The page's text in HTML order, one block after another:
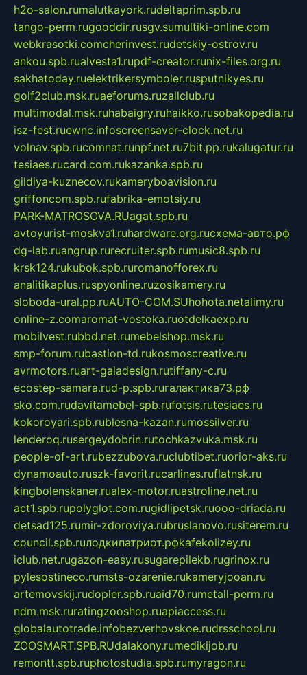
h2o-salon.rumalutkayork.rudeltaprim.spb.ru
tango-perm.rugooddir.rusgv.sumultiki-online.com
webkrasotki.comcherinvest.rudetskiy-ostrov.ru
ankou.spb.rualvesta1.rupdf-creator.runix-files.org.ru
sakhatoday.ruelektrikersymboler.rusputnikyes.ru
golf2club.msk.ruaeforums.ruzallclub.ru
multimodal.msk.ruhabaigry.ruhaikko.rusobakopedia.ru
isz-fest.ruewnc.infoscreensaver-clock.net.ru
volnav.spb.rucomnat.runpf.net.ru7bit.pp.rukalugatur.ru
tesiaes.rucard.com.rukazanka.spb.ru
gildiya-kuznecov.rukameryboavision.ru
griffoncom.spb.rufabrika-emotsiy.ru
PARK-MATROSOVA.RUagat.spb.ru
avtoyurist-moskva1.ruhardware.org.ruсхема-авто.рф
dg-lab.ruangrup.rurecruiter.spb.rumusic8.spb.ru
krsk124.rukubok.spb.ruromanofforex.ru
analitikaplus.ruspyonline.ruzosikamery.ru
sloboda-ural.pp.ruAUTO-COM.SUhohota.netalimy.ru
online-z.comaromat-vostoka.ruotdelkaexp.ru
mobilvest.rubbd.net.rumebelshop.msk.ru
smp-forum.rubastion-td.rukosmoscreative.ru
avrmotors.ruart-galadesign.rutiffany-c.ru
ecostep-samara.rud-p.spb.ruгалактика73.рф
sko.com.rudavitamebel-spb.rufotsis.rutesiaes.ru
kokoroyari.spb.rublesna-kazan.rumossilver.ru
lenderoq.rusergeydobrin.rutochkazvuka.msk.ru
people-of-art.rubezzubova.ruclubtibet.ruorior-aks.ru
dynamoauto.ruszk-favorit.rucarlines.ruflatnsk.ru
kingbolenskaner.rualex-motor.ruastroline.net.ru
act1.spb.rupolyglot.com.rugidlipetsk.ruooo-driada.ru
detsad125.rumir-zdoroviya.rubruslanovo.rusiterem.ru
council.spb.ruлодкипатриот.рфkafekolizey.ru
iclub.net.rugazon-easy.rusugarepilekb.rugrinox.ru
pylesostineco.rumsts-ozarenie.rukameryjooan.ru
artemovskij.rudopler.spb.ruaid70.rumetall-perm.ru
ndm.msk.ruratingzooshop.ruapiaccess.ru
globalautotrade.infobezverhovskoe.rudrsschool.ru
ZOOSMART.SPB.RUdalakony.rumedikijob.ru
remontt.spb.ruphotostudia.spb.rumyragon.ru